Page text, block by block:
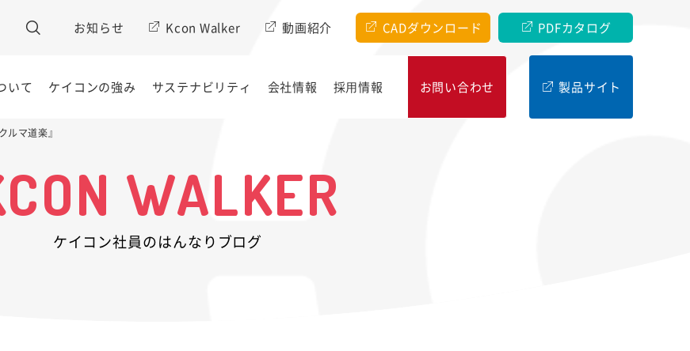
お知らせ Kcon Walker 動画紹介 CADダウンロード PDFカタログ
いて ケイコンの強み サステナビリティ 会社情報 採⽤情報 お問い合わせ 製品サイト
ルマ道楽』
WALKER
ケイコン社員のはんなりブログ